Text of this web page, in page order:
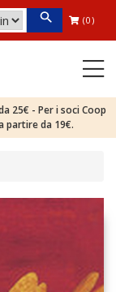
(0)
25€ - Per i soci Coop
partire da 19€.